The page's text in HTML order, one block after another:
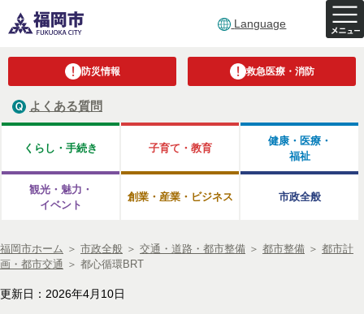
Language
防災情報 救急医療・消防
よくある質問
くらし・手続き 子育て・教育
健康・医療・
福祉
観光・魅力・
イベント
創業・産業・ビジネス 市政全般
福岡市ホーム ＞ 市政全般 ＞ 交通・道路・都市整備 ＞ 都市整備 ＞ 都市計
画・都市交通 ＞ 都心循環BRT
更新日：2026年4月10日